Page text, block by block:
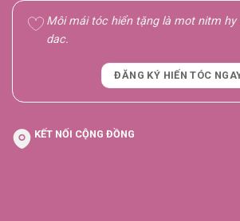
Môi mái tóc hiển tặng là mot nitm hy
dac.
ĐĂNG KÝ HIẾN TÓC
KẾT NỐI CỘNG ĐỒNG